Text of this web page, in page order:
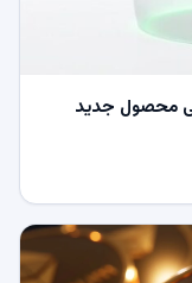
محصول جدید